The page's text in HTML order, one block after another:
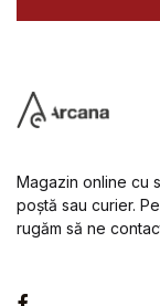
Magazin online cu
poștă sau curier.
rugăm să ne